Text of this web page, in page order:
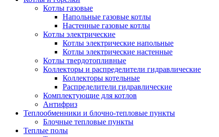
Котлы газовые
Напольные газовые котлы
Настенные газовые котлы
Котлы электрические
Котлы электрические напольные
Котлы электрические настенные
Котлы твердотопливные
Коллекторы и распределители гидравлические
Коллекторы котельные
Распределители гидравлические
Комплектующие для котлов
Антифриз
Теплообменники и блочно-тепловые пункты
Блочные тепловые пункты
Теплые полы